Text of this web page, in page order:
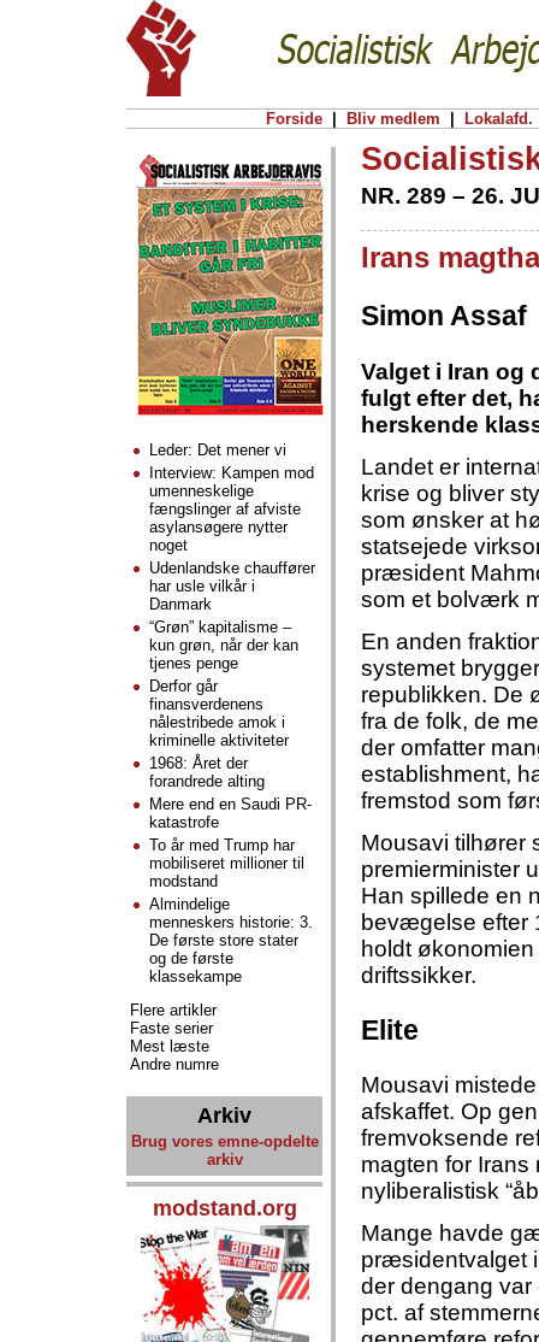
Forside Bliv medlem Lokalafd.
NR. 289 – 26.
Irans
Simon Assaf
Valget i Iran og
fulgt efter det,
herskende
Landet er
krise og bliver
som ønsker at
statsejede
præsident
som et bolværk
En anden
systemet
republikken. De
fra de folk, de
der omfatter
establishment,
fremstod som
Mousavi tilhører
premierminister
Han spillede en
bevægelse efter
holdt
driftssikker.
Elite
Mousavi
afskaffet. Op
fremvoksende
magten for Irans
nyliberalistisk
Mange havde
præsidentvalget
der dengang var
pct. af
Leder: Det mener vi
Interview: Kampen mod
umenneskelige
fængslinger af afviste
asylansøgere nytter
noget
Udenlandske chauffører
har usle vilkår i
Danmark
“Grøn” kapitalisme –
kun grøn, når der kan
tjenes penge
Derfor går
finansverdenens
nålestribede amok i
kriminelle aktiviteter
1968: Året der
forandrede alting
Mere end en Saudi PR-
katastrofe
To år med Trump har
mobiliseret millioner til
modstand
Almindelige
menneskers historie: 3.
De første store stater
og de første
klassekampe
Flere artikler
Faste serier
Mest læste
Andre numre
Arkiv
Brug vores emne-opdelte
arkiv
modstand.org